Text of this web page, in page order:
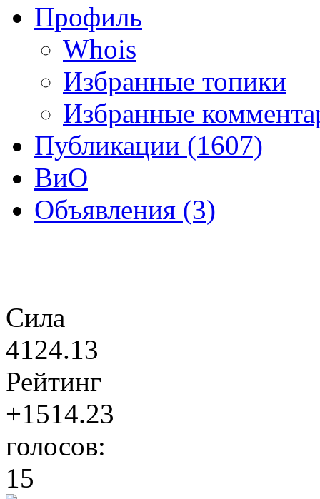
Профиль
Whois
Избранные топики
Избранные
Публикации (1607)
ВиО
Объявления (3)
Сила
4124.13
Рейтинг
+1514.23
голосов:
15